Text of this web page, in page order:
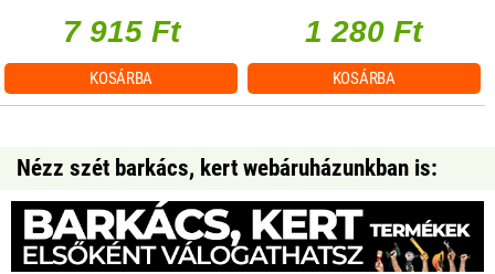
7 915 Ft
KOSÁRBA
1 280 Ft
KOSÁRBA
Nézz szét barkács, kert webáruházunkban is: